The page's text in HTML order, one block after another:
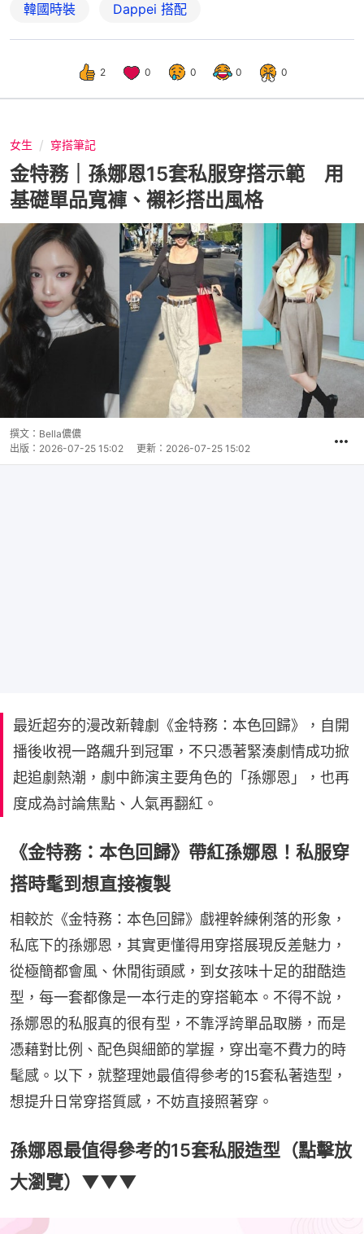
韓國時裝 Dappei 搭配
2 0 0 0 0
女生 穿搭筆記
金特務｜孫娜恩15套私服穿搭示範 用
基礎單品寬褲、襯衫搭出風格
撰文： Bella儂儂
出版： 2026-07-25 15:02 更新： 2026-07-25 15:02
最近超夯的漫改新韓劇《金特務：本色回歸》，自開
播後收視一路飆升到冠軍，不只憑著緊湊劇情成功掀
起追劇熱潮，劇中飾演主要角色的「孫娜恩」，也再
度成為討論焦點、人氣再翻紅。
《金特務：本色回歸》帶紅孫娜恩！私服穿
搭時髦到想直接複製
相較於《金特務：本色回歸》戲裡幹練俐落的形象，
私底下的孫娜恩，其實更懂得用穿搭展現反差魅力，
從極簡都會風、休閒街頭感，到女孩味十足的甜酷造
型，每一套都像是一本行走的穿搭範本。不得不說，
孫娜恩的私服真的很有型，不靠浮誇單品取勝，而是
憑藉對比例、配色與細節的掌握，穿出毫不費力的時
髦感。以下，就整理她最值得參考的15套私著造型，
想提升日常穿搭質感，不妨直接照著穿。
孫娜恩最值得參考的15套私服造型（點擊放
大瀏覽）▼▼▼